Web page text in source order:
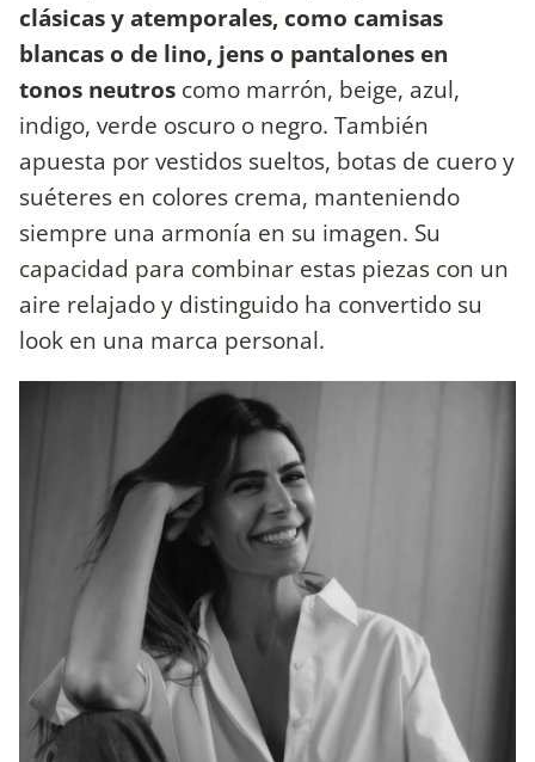
clásicas y atemporales, como camisas
blancas o de lino, jens o pantalones en
tonos neutros como marrón, beige, azul,
indigo, verde oscuro o negro. También
apuesta por vestidos sueltos, botas de cuero y
suéteres en colores crema, manteniendo
siempre una armonía en su imagen. Su
capacidad para combinar estas piezas con un
aire relajado y distinguido ha convertido su
look en una marca personal.